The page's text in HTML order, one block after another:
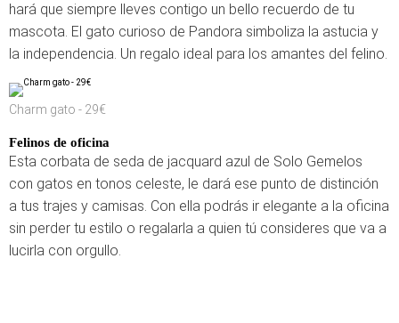
hará que siempre lleves contigo un bello recuerdo de tu
mascota. El gato curioso de Pandora simboliza la astucia y
la independencia. Un regalo ideal para los amantes del felino.
Charm gato - 29€
Felinos de oficina
Esta corbata de seda de jacquard azul de Solo Gemelos
con gatos en tonos celeste, le dará ese punto de distinción
a tus trajes y camisas. Con ella podrás ir elegante a la oficina
sin perder tu estilo o regalarla a quien tú consideres que va a
lucirla con orgullo.